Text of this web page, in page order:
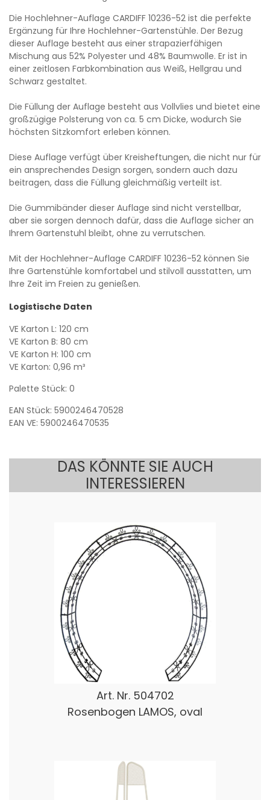
Die Hochlehner-Auflage CARDIFF 10236-52 ist die perfekte
Ergänzung für Ihre Hochlehner-Gartenstühle. Der Bezug
dieser Auflage besteht aus einer strapazierfähigen
Mischung aus 52% Polyester und 48% Baumwolle. Er ist in
einer zeitlosen Farbkombination aus Weiß, Hellgrau und
Schwarz gestaltet.
Die Füllung der Auflage besteht aus Vollvlies und bietet eine
großzügige Polsterung von ca. 5 cm Dicke, wodurch Sie
höchsten Sitzkomfort erleben können.
Diese Auflage verfügt über Kreisheftungen, die nicht nur für
ein ansprechendes Design sorgen, sondern auch dazu
beitragen, dass die Füllung gleichmäßig verteilt ist.
Die Gummibänder dieser Auflage sind nicht verstellbar,
aber sie sorgen dennoch dafür, dass die Auflage sicher an
Ihrem Gartenstuhl bleibt, ohne zu verrutschen.
Mit der Hochlehner-Auflage CARDIFF 10236-52 können Sie
Ihre Gartenstühle komfortabel und stilvoll ausstatten, um
Ihre Zeit im Freien zu genießen.
Logistische Daten
VE Karton L: 120 cm
VE Karton B: 80 cm
VE Karton H: 100 cm
VE Karton: 0,96 m³
Palette Stück: 0
EAN Stück: 5900246470528
EAN VE: 5900246470535
DAS KÖNNTE SIE AUCH
INTERESSIEREN
Art. Nr. 504702
Rosenbogen LAMOS, oval